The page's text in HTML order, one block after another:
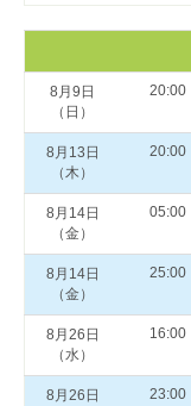
8月9日
（日）
20:00
8月13日
（木）
20:00
8月14日
（金）
05:00
8月14日
（金）
25:00
8月26日
（水）
16:00
8月26日
23:00